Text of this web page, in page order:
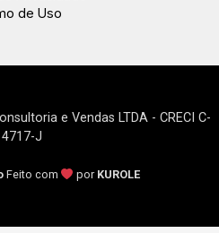
de Uso
e Vendas LTDA - CRECI C-
J
Feito com por KUROLE